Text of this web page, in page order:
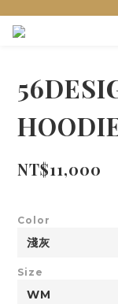
NT$11,000
Color
Size